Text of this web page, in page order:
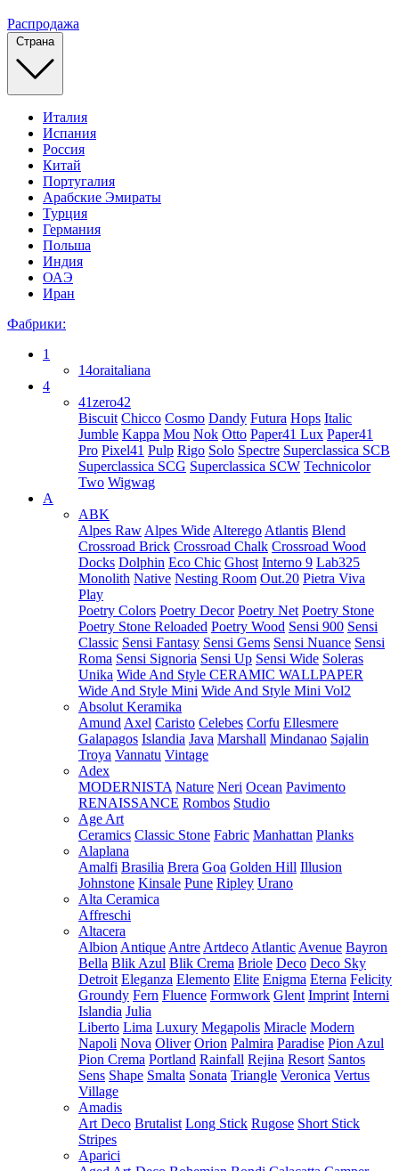
Распродажа
Страна
Италия
Испания
Россия
Китай
Португалия
Арабские Эмираты
Турция
Германия
Польша
Индия
ОАЭ
Иран
Фабрики:
1
14oraitaliana
4
41zero42
Biscuit Chicco Cosmo Dandy Futura Hops Italic
Jumble Kappa Mou Nok Otto Paper41 Lux Paper41
Pro Pixel41 Pulp Rigo Solo Spectre Superclassica SCB
Superclassica SCG Superclassica SCW Technicolor
Two Wigwag
A
ABK
Alpes Raw Alpes Wide Alterego Atlantis Blend
Crossroad Brick Crossroad Chalk Crossroad Wood
Docks Dolphin Eco Chic Ghost Interno 9 Lab325
Monolith Native Nesting Room Out.20 Pietra Viva
Play
Poetry Colors Poetry Decor Poetry Net Poetry Stone
Poetry Stone Reloaded Poetry Wood Sensi 900 Sensi
Classic Sensi Fantasy Sensi Gems Sensi Nuance Sensi
Roma Sensi Signoria Sensi Up Sensi Wide Soleras
Unika Wide And Style CERAMIC WALLPAPER
Wide And Style Mini Wide And Style Mini Vol2
Absolut Keramika
Amund Axel Caristo Celebes Corfu Ellesmere
Galapagos Islandia Java Marshall Mindanao Sajalin
Troya Vannatu Vintage
Adex
MODERNISTA Nature Neri Ocean Pavimento
RENAISSANCE Rombos Studio
Age Art
Ceramics Classic Stone Fabric Manhattan Planks
Alaplana
Amalfi Brasilia Brera Goa Golden Hill Illusion
Johnstone Kinsale Pune Ripley Urano
Alta Ceramica
Affreschi
Altacera
Albion Antique Antre Artdeco Atlantic Avenue Bayron
Bella Blik Azul Blik Crema Briole Deco Deco Sky
Detroit Eleganza Elemento Elite Enigma Eterna Felicity
Groundy Fern Fluence Formwork Glent Imprint Interni
Islandia Julia
Liberto Lima Luxury Megapolis Miracle Modern
Napoli Nova Oliver Orion Palmira Paradise Pion Azul
Pion Crema Portland Rainfall Rejina Resort Santos
Sens Shape Smalta Sonata Triangle Veronica Vertus
Village
Amadis
Art Deco Brutalist Long Stick Rugose Short Stick
Stripes
Aparici